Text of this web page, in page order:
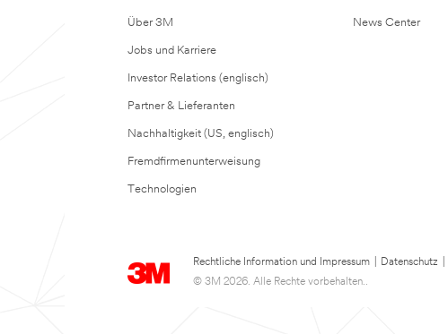
Über 3M
Jobs und Karriere
Investor Relations (englisch)
Partner & Lieferanten
Nachhaltigkeit (US, englisch)
Fremdfirmenunterweisung
Technologien
News Center
Rechtliche Information und Impressum Datenschutz
© 3M 2026. Alle Rechte vorbehalten..